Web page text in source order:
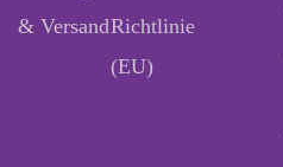
& VersandRichtlinie
(EU)